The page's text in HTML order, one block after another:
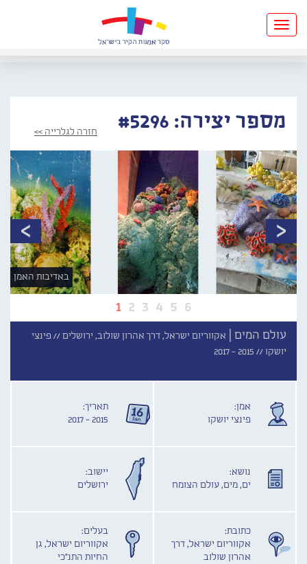
Toggle
navigation
מספר יצירה: #5296 חזרה לגלרייה >>
1 2 3 4 5 6
באדיבות האמן
עולם המים | אקווריום ישראל, דרך אהרון שולוב, ירושלים //פינצי
יושקו // 2015 - 2017
אמן:
פינצי יושקו
תאריך:
2015 - 2017
נושא:
ים, מים, עולם הצומח
יישוב:
ירושלים
כתובת:
אקווריום ישראל, דרך
אהרון שולוב
בעלים:
אקווריום ישראל, גן
החיות התנ"כי